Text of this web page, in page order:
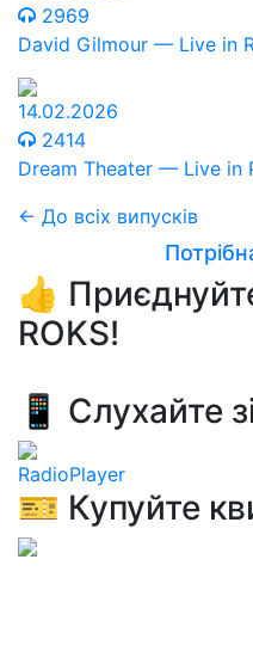
2969
David Gilmour — Live in
14.02.2026
2414
Dream Theater — Live in
← До всіх випусків
👍
ROKS!
📱 Слухайте
RadioPlayer
🎫 Купуйте